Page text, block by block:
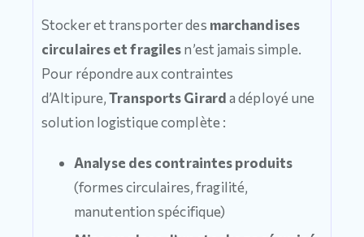
Stocker et transporter des marchandises
circulaires et fragilesn’est jamais simple.
Pour répondre aux contraintes
d’Altipure,Transports Girarda déployé une
solution logistique complète :
Analyse des contraintes produits
(formes circulaires, fragilité,
manutention spécifique)